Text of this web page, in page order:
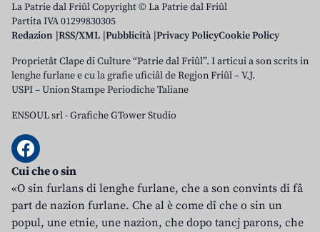
La Patrie dal Friûl Copyright © La Patrie dal Friûl
Partita IVA 01299830305
Redazion RSS/XML Pubblicità Privacy PolicyCookie Policy
Proprietât Clape di Culture “Patrie dal Friûl”. I articui a son scrits in
lenghe furlane e cu la grafie uficiâl de Regjon Friûl – V.J.
USPI – Union Stampe Periodiche Taliane
ENSOUL srl-Grafiche GTower Studio
Cui che o sin
«O sin furlans di lenghe furlane, che a son convints di fâ
part de nazion furlane. Che al è come dî che o sin un
popul, une etnie, une nazion, che dopo tancj parons, che